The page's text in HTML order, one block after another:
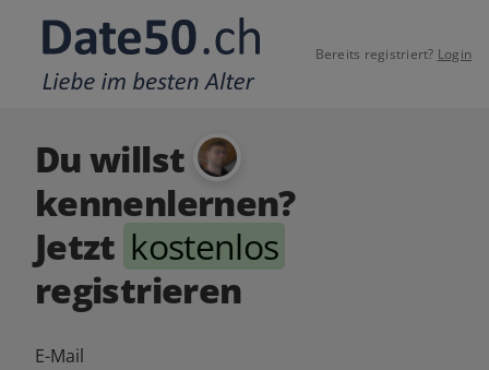
Bereits registriert? Login
Du willst
kennenlernen?
Jetzt kostenlos
registrieren
E-Mail